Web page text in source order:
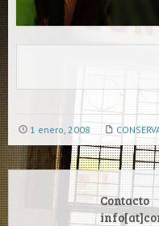
1 enero, 2008
Contacto